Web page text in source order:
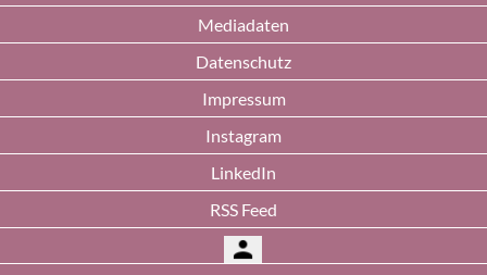
Mediadaten
Datenschutz
Impressum
Instagram
LinkedIn
RSS Feed